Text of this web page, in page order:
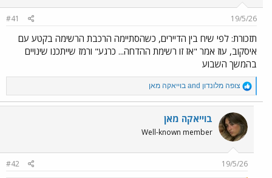
s
19/5/26
#41
תזכורת: לפי שיח בין הדיירים, כשהסתיימה הרכבת הרשימה בקטע עם
איסקוב, עוז אמר "אז זו רשימת ההדחה... כרגע" ורמז שייתכנו שינויים
בהמשך השבוע
R
e
a
c
t
i
o
n
s
צופה מלונדון בוייאקה מאן
בוייאקה מאן
Well-known member
19/5/26
#42